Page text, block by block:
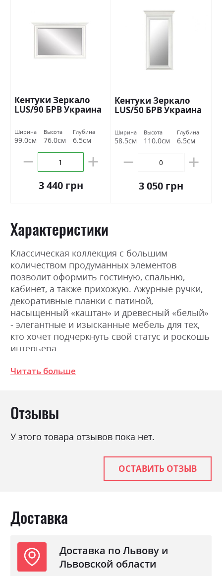
Кентуки Зеркало
LUS/90 БРВ Украина
Ширина
99.0см
Высота
76.0см
Глубина
6.5см
3 440 грн
Кентуки Зеркало
LUS/50 БРВ Украина
Ширина
58.5см
Высота
110.0см
Глубина
6.5см
3 050 грн
Характеристики
Классическая коллекция с большим
количеством продуманных элементов
позволит оформить гостиную, спальню,
кабинет, а также прихожую. Ажурные ручки,
декоративные планки с патиной,
насыщенный «каштан» и древесный «белый»
- элегантные и изысканные мебель для тех,
кто хочет подчеркнуть свой статус и роскошь
интерьера.
Цвет (Корпус):
Читать больше
Отзывы
У этого товара отзывов пока нет.
ОСТАВИТЬ ОТЗЫВ
Доставка
Доставка по Львову и
Львовской области